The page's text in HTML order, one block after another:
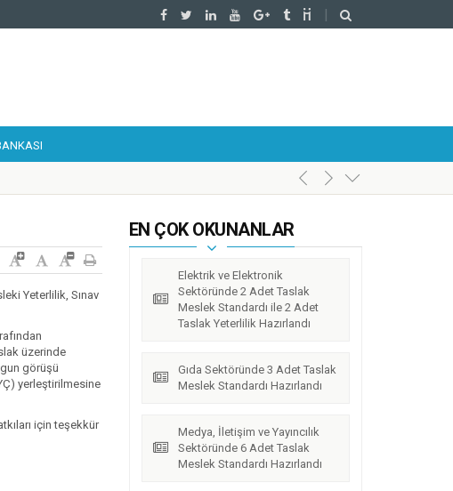
İstanbul’da Gerçekleştirildi.
Yeterlilik, Sınav
üzerinde
görüşü
yerleştirilmesine
için teşekkür
EN ÇOK OKUNANLAR
Elektrik ve Elektronik
Sektöründe 2 Adet Taslak
Meslek Standardı ile 2 Adet
Taslak Yeterlilik Hazırlandı
Gıda Sektöründe 3 Adet Taslak
Meslek Standardı Hazırlandı
Medya, İletişim ve Yayıncılık
Sektöründe 6 Adet Taslak
Meslek Standardı Hazırlandı